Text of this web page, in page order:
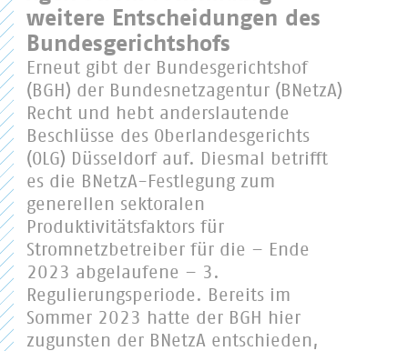
weitere Entscheidungen des
Bundesgerichtshofs
Erneut gibt der Bundesgerichtshof
(BGH) der Bundesnetzagentur (BNetzA)
Recht und hebt anderslautende
Beschlüsse des Oberlandesgerichts
(OLG) Düsseldorf auf. Diesmal betrifft
es die BNetzA-Festlegung zum
generellen sektoralen
Produktivitätsfaktors für
Stromnetzbetreiber für die – Ende
2023 abgelaufene – 3.
Regulierungsperiode. Bereits im
Sommer 2023 hatte der BGH hier
zugunsten der BNetzA entschieden,